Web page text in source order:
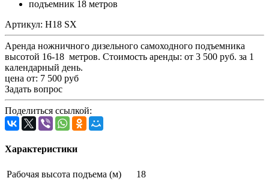
Артикул: H18 SX
Аренда ножничного дизельного самоходного подъемника
высотой 16-18 метров. Стоимость аренды: от 3 500 руб. за 1
календарный день.
цена от: 7 500 руб
Задать вопрос
Поделиться ссылкой:
Характеристики
Рабочая высота подъема (м)
18